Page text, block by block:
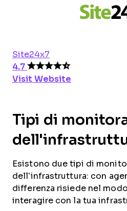
Site24x7
4.7
Visit Website
Tipi di
Esistono due tipi di
dell’infrastruttura: con
differenza risiede nel
interagire con la tua